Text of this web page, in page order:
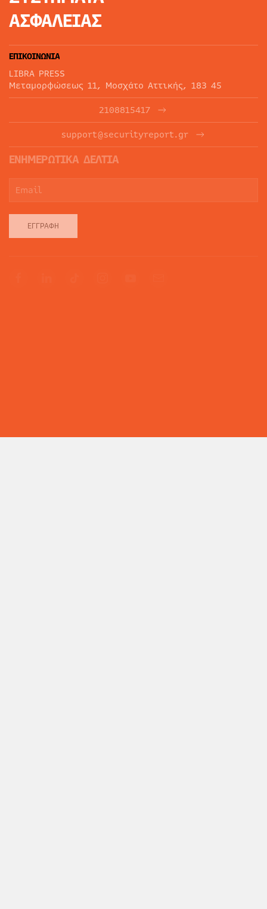
ΑΣΦΑΛΕΙΑΣ
ΕΠΙΚΟΙΝΩΝΙΑ
LIBRA PRESS
Μεταμορφώσεως 11, Μοσχάτο Αττικής, 183 45
2108815417
support@securityreport.gr
ΕΝΗΜΕΡΩΤΙΚΑ ΔΕΛΤΙΑ
ΕΓΓΡΑΦΉ